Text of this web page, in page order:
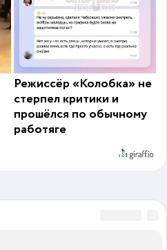
Режиссёр «Колобка» не
стерпел критики и
прошёлся по обычному
работяге